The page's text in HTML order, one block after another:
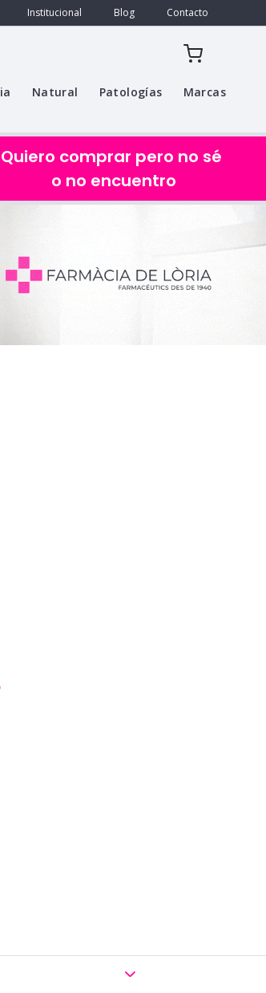
Institucional Blog Contacto
Natural Patologías Marcas
Quiero comprar pero no sé
o no encuentro